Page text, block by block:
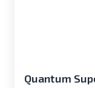
Quantum